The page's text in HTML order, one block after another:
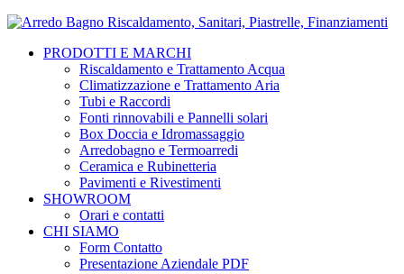
PRODOTTI E MARCHI
Riscaldamento e Trattamento Acqua
Climatizzazione e Trattamento Aria
Tubi e Raccordi
Fonti rinnovabili e Pannelli solari
Box Doccia e Idromassaggio
Arredobagno e Termoarredi
Ceramica e Rubinetteria
Pavimenti e Rivestimenti
SHOWROOM
Orari e contatti
CHI SIAMO
Form Contatto
Presentazione Aziendale PDF